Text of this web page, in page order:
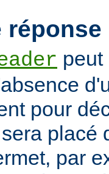
peut
pour
placé
par